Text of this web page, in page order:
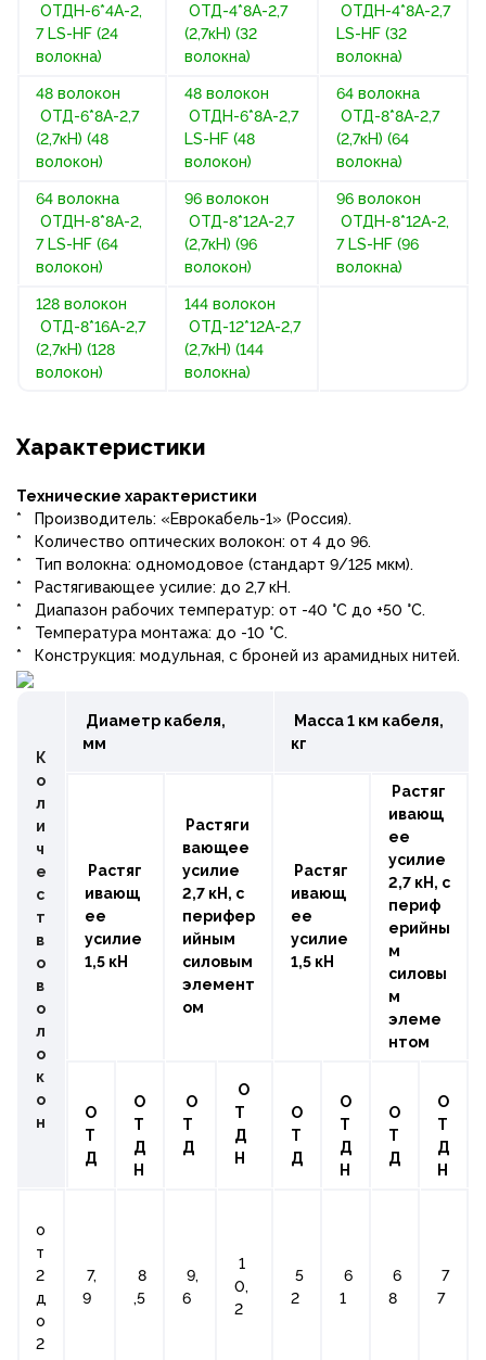
ОТДН-6*4А-2,
7 LS-HF (24
волокна)
ОТД-4*8А-2,7
(2,7кН) (32
волокна)
ОТДН-4*8А-2,7
LS-HF (32
волокна)
48 волокон
ОТД-6*8А-2,7
(2,7кН) (48
волокон)
48 волокон
ОТДН-6*8А-2,7
LS-HF (48
волокон)
64 волокна
ОТД-8*8А-2,7
(2,7кН) (64
волокна)
64 волокна
ОТДН-8*8А-2,
7 LS-HF (64
волокон)
96 волокон
ОТД-8*12А-2,7
(2,7кН) (96
волокон)
96 волокон
ОТДН-8*12А-2,
7 LS-HF (96
волокна)
128 волокон
ОТД-8*16А-2,7
(2,7кН) (128
волокон)
144 волокон
ОТД-12*12А-2,7
(2,7кН) (144
волокна)
Характеристики
Технические характеристики
* Производитель: «Еврокабель-1» (Россия).
* Количество оптических волокон: от 4 до 96.
* Тип волокна: одномодовое (стандарт 9/125 мкм).
* Растягивающее усилие: до 2,7 кН.
* Диапазон рабочих температур: от -40 °С до +50 °С.
* Температура монтажа: до -10 °С.
* Конструкция: модульная, с броней из арамидных нитей.
К
о
л
и
ч
е
с
т
в
о
в
о
л
о
к
о
н
Диаметр кабеля,
мм
Масса 1 км кабеля,
кг
Растяг
ивающ
ее
усилие
1,5 кН
Растяги
вающее
усилие
2,7 кН, с
перифер
ийным
силовым
элемент
ом
Растяг
ивающ
ее
усилие
1,5 кН
Растяг
ивающ
ее
усилие
2,7 кН, с
периф
ерийны
м
силовы
м
элеме
нтом
О
Т
Д
О
Т
Д
Н
О
Т
Д
О
Т
Д
Н
О
Т
Д
О
Т
Д
Н
О
Т
Д
О
Т
Д
Н
о
т
2
д
о
2
7,
9
8
,5
9,
6
1
0,
2
5
2
6
1
6
8
7
7